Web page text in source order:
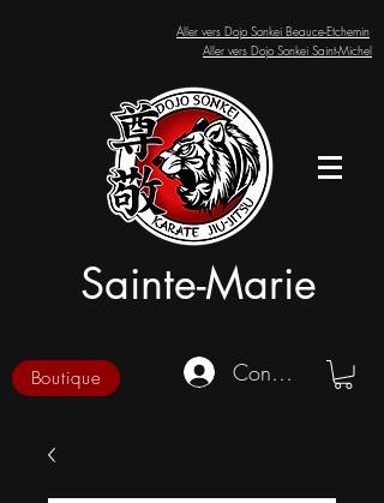
Aller vers Dojo Sonkei Beauce-Etchemin
Aller vers Dojo Sonkei Saint-Michel
Sainte-Marie
Boutique Connexion